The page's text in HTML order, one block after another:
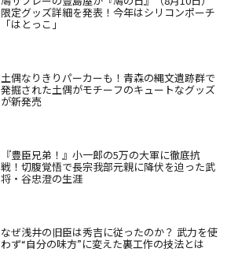
限定グッズ詳細を発表！今年はシリコンポーチ
「はとっこ」
土偶なりきりパーカーも！青森の縄文遺跡群で
発掘された土偶がモチーフのキュートなグッズ
が新発売
『豊臣兄弟！』小一郎の5万の大軍に徹底抗
戦！切腹覚悟で長宗我部元親に降伏を迫った武
将・谷忠澄の生涯
なぜ浅井の旧臣は秀吉に従ったのか？ 武力を使
わず“自分の味方”に変えた裏工作の技法とは